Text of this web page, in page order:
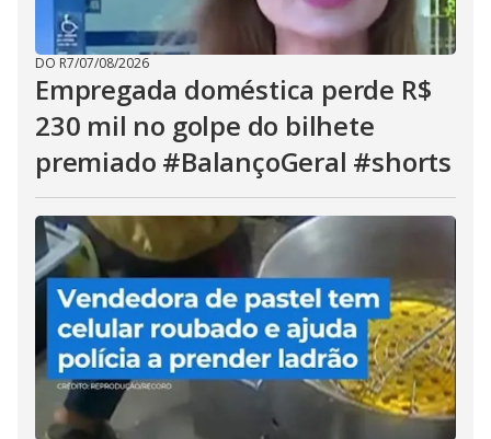
DO R7/07/08/2026
Empregada doméstica perde R$
230 mil no golpe do bilhete
premiado #BalançoGeral #shorts